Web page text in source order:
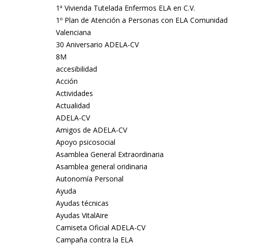
1ª Vivienda Tutelada Enfermos ELA en C.V.
1º Plan de Atención a Personas con ELA Comunidad
Valenciana
30 Aniversario ADELA-CV
8M
accesibilidad
Acción
Actividades
Actualidad
ADELA-CV
Amigos de ADELA-CV
Apoyo psicosocial
Asamblea General Extraordinaria
Asamblea general oridinaria
Autonomía Personal
Ayuda
Ayudas técnicas
Ayudas VitalAire
Camiseta Oficial ADELA-CV
Campaña contra la ELA